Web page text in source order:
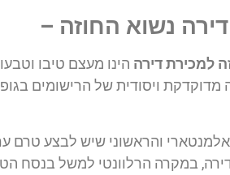
נשוא החוזה –
למכירת דירה הינו מעצם טיבו
מדוקדקת ויסודית של הרישומים
והראשוני שיש לבצע
במקרה הרלוונטי למשל בנסח